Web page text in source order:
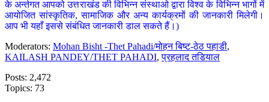
के अर्न्तगत आपको उत्तराखंड की विभिन्न संस्थाओ द्वारा विश्व के विभिन्न भागों में
आयोजित सांस्कृतिक, सामाजिक और अन्य कार्यक्रमों की जानकारी मिलेगी।
आप भी यहाँ इससे संबंधित जानकारी डाल सकते हैं।)
Moderators: Mohan Bisht -Thet Pahadi/मोहन बिष्ट-ठेठ पहाडी,
KAILASH PANDEY/THET PAHADI,प्रहलाद तडियाल
Posts: 2,472
Topics: 73